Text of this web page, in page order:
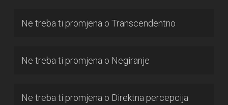
Ne treba ti promjena o Transcendentno
Ne treba ti promjena o Negiranje
Ne treba ti promjena o Direktna percepcija